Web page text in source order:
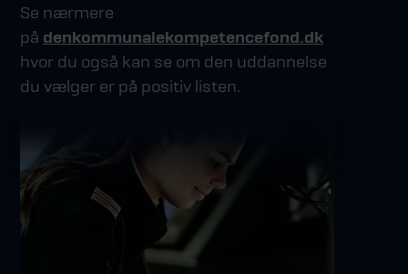
Se nærmere
på denkommunalekompetencefond.dk
hvor du også kan se om den uddannelse
du vælger er på positiv listen.